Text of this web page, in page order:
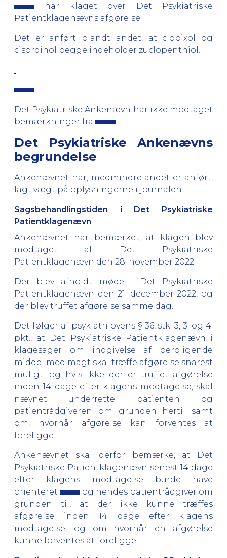
har klaget over Det Psykiatriske
Patientklagenævns afgørelse.
Det er anført blandt andet, at clopixol og
cisordinol begge indeholder zuclopenthiol.
Det Psykiatriske Ankenævn har ikke modtaget
bemærkninger fra
Det Psykiatriske Ankenævns
begrundelse
Ankenævnet har, medmindre andet er anført,
lagt vægt på oplysningerne i journalen.
Sagsbehandlingstiden i Det Psykiatriske
Patientklagenævn
Ankenævnet har bemærket, at klagen blev
modtaget af Det Psykiatriske
Patientklagenævn den 28. november 2022.
Der blev afholdt møde i Det Psykiatriske
Patientklagenævn den 21. december 2022, og
der blev truffet afgørelse samme dag.
Det følger af psykiatrilovens § 36, stk. 3, 3. og 4.
pkt., at Det Psykiatriske Patientklagenævn i
klagesager om indgivelse af beroligende
middel med magt skal træffe afgørelse snarest
muligt, og hvis ikke der er truffet afgørelse
inden 14 dage efter klagens modtagelse, skal
nævnet underrette patienten og
patientrådgiveren om grunden hertil samt
om, hvornår afgørelse kan forventes at
foreligge.
Ankenævnet skal derfor bemærke, at Det
Psykiatriske Patientklagenævn senest 14 dage
efter klagens modtagelse burde have
orienteret
og hendes patientrådgiver om
grunden til, at der ikke kunne træffes
afgørelse inden 14 dage efter klagens
modtagelse, og om hvornår en afgørelse
kunne forventes at foreligge.